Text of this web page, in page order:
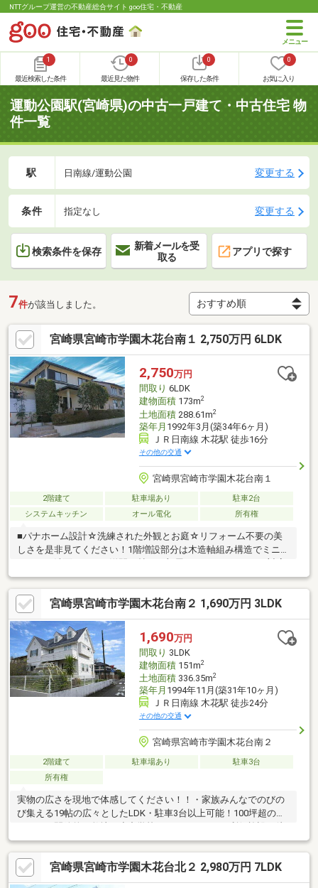
NTTグループ運営の不動産総合サイト goo住宅・不動産
1
最近検索した条件
0
最近見た物件
0
保存した条件
0
お気に入り
運動公園駅(宮崎県)の中古一戸建て・中古住宅 物
件一覧
駅 日南線/運動公園 変更する
条件 指定なし 変更する
検索条件を保存
新着メールを受
取る
アプリで探す
7件が該当しました。
宮崎県宮崎市学園木花台南１ 2,750万円 6LDK
2,750万円
間取り 6LDK
建物面積173m2
土地面積288.61m2
築年月 1992年3月(築34年6ヶ月)
ＪＲ日南線 木花駅 徒歩16分
その他の交通
宮崎県宮崎市学園木花台南１
2階建て 駐車場あり
駐車2台
システムキッチン
オール電化 所有権
■パナホーム設計☆洗練された外観とお庭☆リフォーム不要の美
しさを是非見てください！1階増設部分は木造軸組み構造でミニキ
なので車椅子のままトイレに行くことが出来ます！1階、2階、増
設部にそれぞれトイレがありますので朝の忙しいお時間や来客時
も困りません！2世帯住宅もしくはお仕事部屋にも最適なお家で
す！■駐車場縦列２台可能！雨の日も安心のカーポートつき！前
面道路が広いので運転が苦手な方でも安心です！・小学校徒歩10
分×中学校徒歩1分！・バス停徒歩1分×木花駅まで徒歩1分！利便
性が良いので子育て世代の方に嬉しい条件です！
宮崎県宮崎市学園木花台南２ 1,690万円 3LDK
1,690万円
間取り 3LDK
建物面積151m2
土地面積336.35m2
築年月 1994年11月(築31年10ヶ月)
ＪＲ日南線 木花駅 徒歩24分
その他の交通
宮崎県宮崎市学園木花台南２
2階建て 駐車場あり
駐車3台
所有権
実物の広さを現地で体感してください！！・家族みんなでのびの
び集える19帖の広々としたLDK・駐車3台以上可能！100坪超のゆ
歩10分圏内■アクセス・ＪＲ日南線「木花」駅 徒歩24分■周辺環
境・セブンイレブン宮崎学園木花店 徒歩7分・マックスバリュ気
木花台店 徒歩9分・ドラッグストアモリ木花台店 徒歩10分◎こち
らはリフォームプランもございます！・水回りや内外装などのフ
宮崎県宮崎市学園木花台北２ 2,980万円 7LDK